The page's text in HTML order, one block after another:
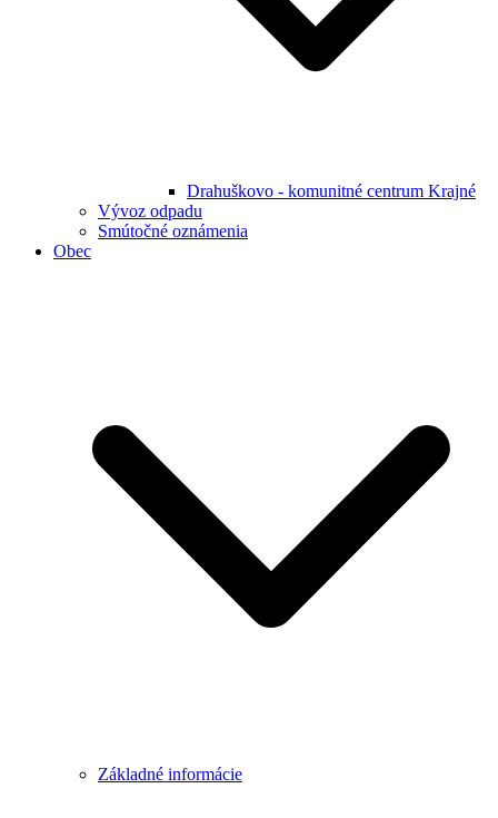
Drahuškovo - komunitné centrum Krajné
Vývoz odpadu
Smútočné oznámenia
Obec
Základné informácie